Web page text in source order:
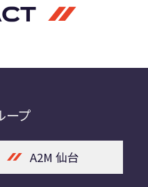
ープ
A2M 仙台